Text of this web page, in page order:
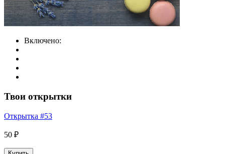
Включено:
Твои открытки
Открытка #53
50 ₽